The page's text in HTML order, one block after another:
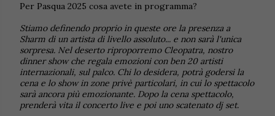
Per Pasqua 2025 cosa avete in programma?
Stiamo definendo proprio in queste ore la presenza a
Sharm di un artista di livello assoluto... e non sarà l'unica
sorpresa. Nel deserto riproporremo Cleopatra, nostro
dinner show che regala emozioni con ben 20 artisti
internazionali, sul palco. Chi lo desidera, potrà godersi la
cena e lo show in zone privè particolari, in cui lo spettacolo
sarà ancora più emozionante. Dopo la cena spettacolo,
prenderà vita il concerto live e poi uno scatenato dj set.